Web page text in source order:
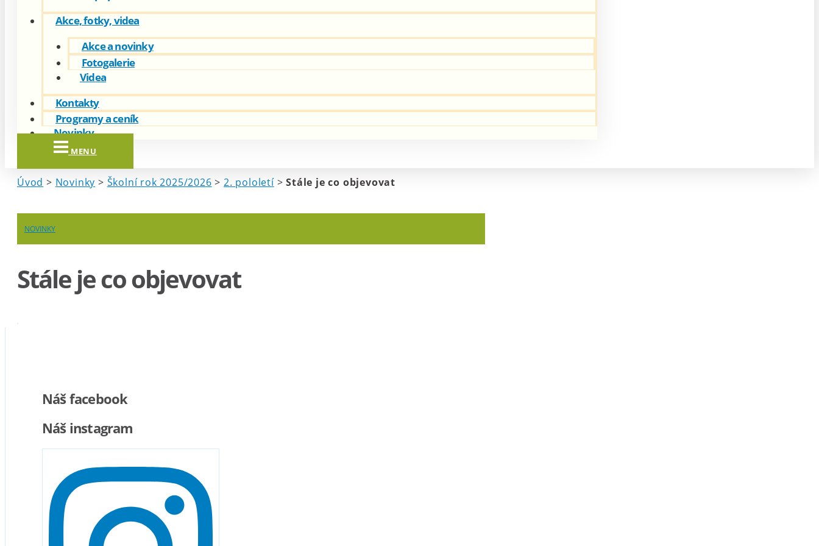
Akce, fotky, videa
Akce a novinky
Fotogalerie
Videa
Kontakty
Programy a ceník
Novinky
MENU
Úvod > Novinky > Školní rok 2025/2026 >2. pololetí>Stále je co objevovat
NOVINKY
Stále je co objevovat
Náš facebook
Náš instagram